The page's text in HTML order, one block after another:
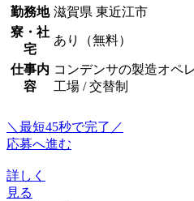
勤務地 滋賀県 東近江市
寮・社
宅
あり（無料）
仕事内
容
コンデンサの製造オペ
工場 / 交替制
＼最短45秒で完了／
応募へ進む
詳しく
見る